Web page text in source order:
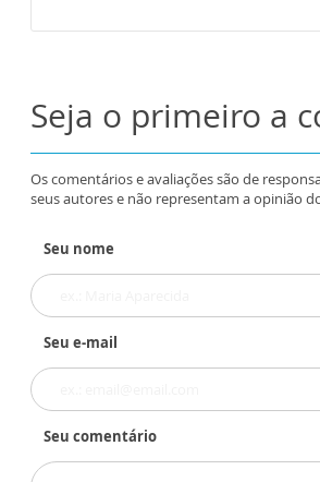
Seja o primeiro a
Os comentários e avaliações são de
seus autores e não representam a opinião
Seu nome
Seu e-mail
Seu comentário